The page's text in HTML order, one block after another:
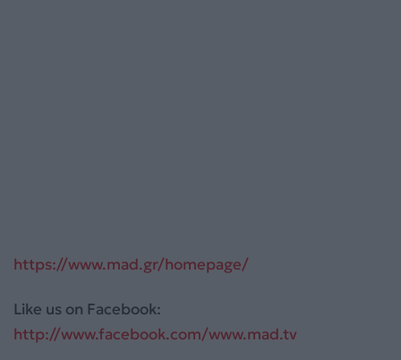
https://www.mad.gr/homepage/
Like us on Facebook:
http://www.facebook.com/www.mad.tv